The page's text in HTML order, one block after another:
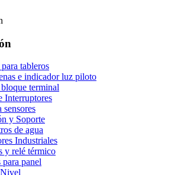
tableros
e indicador luz piloto
terminal
Interruptores
sensores
y Soporte
de agua
Industriales
y relé térmico
panel